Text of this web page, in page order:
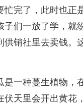
完了，此时也正
们一放了学，就
销社里去卖钱。
一种蔓生植物，
天里会开出黄花